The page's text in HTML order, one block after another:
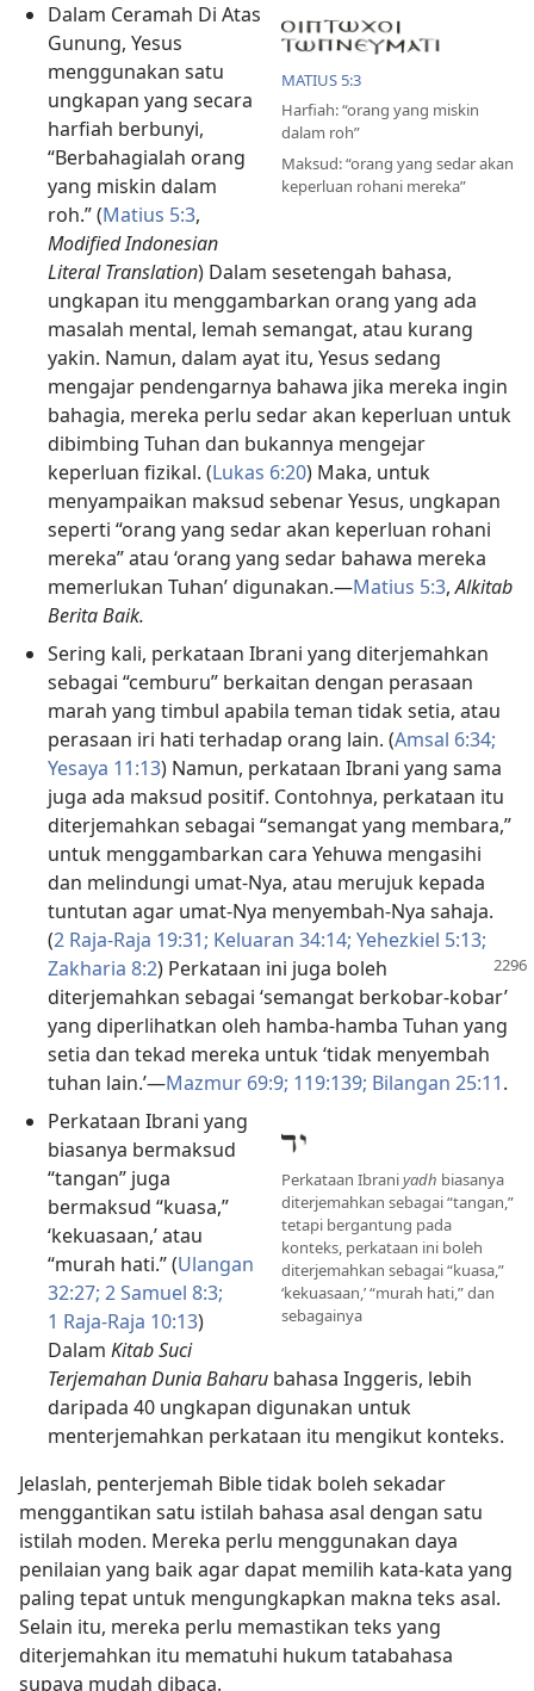
MATIUS 5:3
Harfiah: “orang yang miskin
dalam roh”
Maksud: “orang yang sedar akan
keperluan rohani mereka”
Dalam Ceramah Di Atas
Gunung, Yesus
menggunakan satu
ungkapan yang secara
harfiah berbunyi,
“Berbahagialah orang
yang miskin dalam
roh.” (Matius 5:3,
Modified Indonesian
Literal Translation) Dalam sesetengah bahasa,
ungkapan itu menggambarkan orang yang ada
masalah mental, lemah semangat, atau kurang
yakin. Namun, dalam ayat itu, Yesus sedang
mengajar pendengarnya bahawa jika mereka ingin
bahagia, mereka perlu sedar akan keperluan untuk
dibimbing Tuhan dan bukannya mengejar
keperluan fizikal. (Lukas 6:20) Maka, untuk
menyampaikan maksud sebenar Yesus, ungkapan
seperti “orang yang sedar akan keperluan rohani
mereka” atau ‘orang yang sedar bahawa mereka
memerlukan Tuhan’ digunakan.—Matius 5:3,Alkitab
Berita Baik.
Sering kali, perkataan Ibrani yang diterjemahkan
sebagai “cemburu” berkaitan dengan perasaan
marah yang timbul apabila teman tidak setia, atau
perasaan iri hati terhadap orang lain. (Amsal 6:34;
Yesaya 11:13) Namun, perkataan Ibrani yang sama
juga ada maksud positif. Contohnya, perkataan itu
diterjemahkan sebagai “semangat yang membara,”
untuk menggambarkan cara Yehuwa mengasihi
dan melindungi umat-Nya, atau merujuk kepada
tuntutan agar umat-Nya menyembah-Nya sahaja.
(2 Raja-Raja 19:31; Keluaran 34:14; Yehezkiel 5:13;
Zakharia 8:2) Perkataan ini juga boleh
diterjemahkan sebagai ‘semangat berkobar-kobar’
yang diperlihatkan oleh hamba-hamba Tuhan yang
setia dan tekad mereka untuk ‘tidak menyembah
tuhan lain.’—Mazmur 69:9; 119:139; Bilangan 25:11.
Perkataan Ibraniyadh biasanya
diterjemahkan sebagai “tangan,”
tetapi bergantung pada
konteks, perkataan ini boleh
diterjemahkan sebagai “kuasa,”
‘kekuasaan,’ “murah hati,” dan
sebagainya
Perkataan Ibrani yang
biasanya bermaksud
“tangan” juga
bermaksud “kuasa,”
‘kekuasaan,’ atau
“murah hati.” (Ulangan
32:27; 2 Samuel 8:3;
1 Raja-Raja 10:13)
Dalam Kitab Suci
Terjemahan Dunia Baharu bahasa Inggeris, lebih
daripada 40 ungkapan digunakan untuk
menterjemahkan perkataan itu mengikut konteks.
Jelaslah, penterjemah Bible tidak boleh sekadar
menggantikan satu istilah bahasa asal dengan satu
istilah moden. Mereka perlu menggunakan daya
penilaian yang baik agar dapat memilih kata-kata yang
paling tepat untuk mengungkapkan makna teks asal.
Selain itu, mereka perlu memastikan teks yang
diterjemahkan itu mematuhi hukum tatabahasa
supaya mudah dibaca.